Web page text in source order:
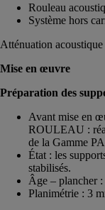
Rouleau
Système hors
Atténuation
Mise en œuvre
Préparation des
Avant mise en
ROULEAU :
de la Gamme
État : les
stabilisés.
Âge – plancher
Planimétrie : 3